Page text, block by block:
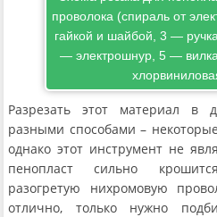
проволока (спираль от
гайкой и шайбой, 3 —
— электрошнур, 5 —
Разрезать этот материал в
разными способами –
однако этот инструмент не
пенопласт сильно
разогретую нихромовую
отлично, только нужно